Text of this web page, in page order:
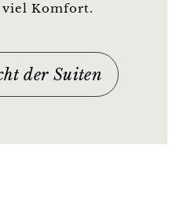
viel Komfort.
der Suiten